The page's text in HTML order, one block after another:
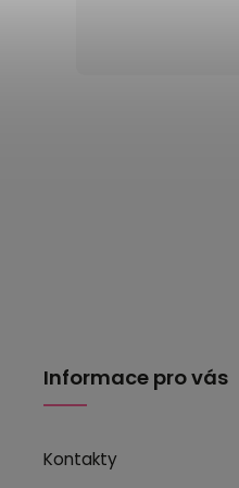
Informace pro vás
Kontakty